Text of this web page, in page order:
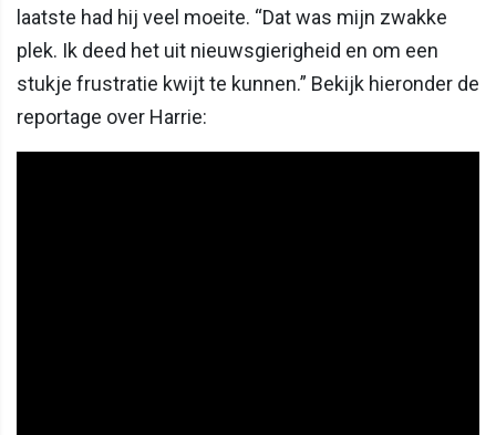
laatste had hij veel moeite. “Dat was mijn zwakke
plek. Ik deed het uit nieuwsgierigheid en om een
stukje frustratie kwijt te kunnen.” Bekijk hieronder de
reportage over Harrie: